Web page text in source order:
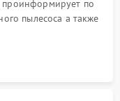
проинформирует по
пылесоса а также